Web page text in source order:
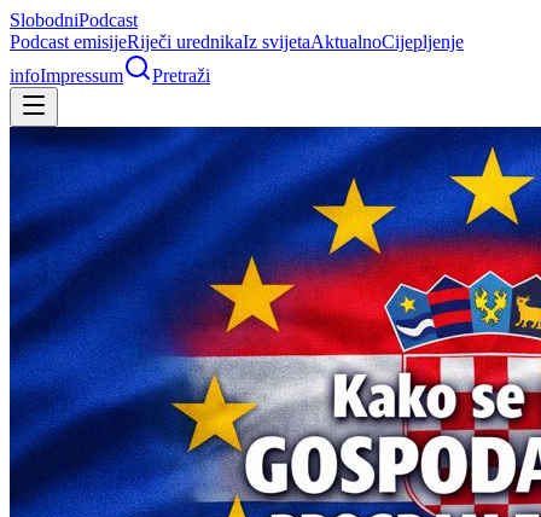
SlobodniPodcast
Podcast emisijeRiječi urednikaIz svijetaAktualnoCijepljenje
infoImpressum Pretraži